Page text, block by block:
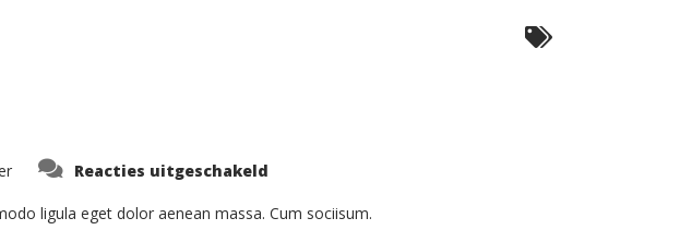
Reacties uitgeschakeld
Quam
ligula eget dolor aenean massa. Cum sociisum.